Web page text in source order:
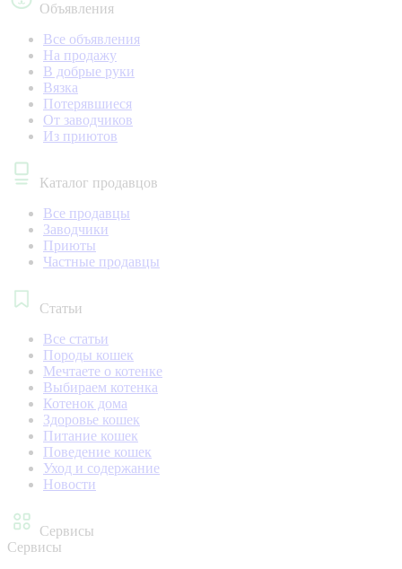
Объявления
Все объявления
На продажу
В добрые руки
Вязка
Потерявшиеся
От заводчиков
Из приютов
Каталог продавцов
Все продавцы
Заводчики
Приюты
Частные продавцы
Статьи
Все статьи
Породы кошек
Мечтаете о котенке
Выбираем котенка
Котенок дома
Здоровье кошек
Питание кошек
Поведение кошек
Уход и содержание
Новости
Сервисы
Сервисы